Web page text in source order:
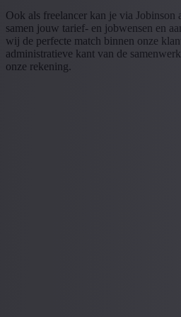
Ook als freelancer kan je via Jobinson
samen jouw tarief- en jobwensen en
wij de perfecte match binnen onze
administratieve kant van de
onze rekening.